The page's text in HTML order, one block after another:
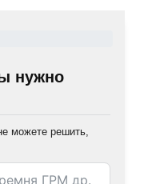
нужно
можете решить,